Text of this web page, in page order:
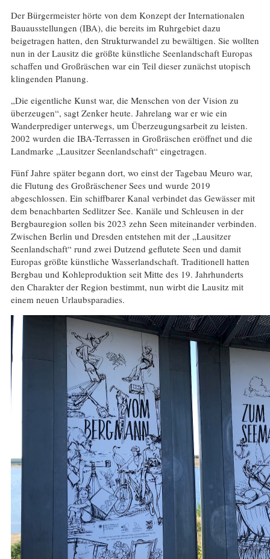
Der Bürgermeister hörte von dem Konzept der Internationalen
Bauausstellungen (IBA), die bereits im Ruhrgebiet dazu
beigetragen hatten, den Strukturwandel zu bewältigen. Sie wollten
nun in der Lausitz die größte künstliche Seenlandschaft Europas
schaffen und Großräschen war ein Teil dieser zunächst utopisch
klingenden Planung.
„Die eigentliche Kunst war, die Menschen von der Vision zu
überzeugen“, sagt Zenker heute. Jahrelang war er wie ein
Wanderprediger unterwegs, um Überzeugungsarbeit zu leisten.
2002 wurden die IBA-Terrassen in Großräschen eröffnet und die
Landmarke „Lausitzer Seenlandschaft“ eingetragen.
Fünf Jahre später begann dort, wo einst der Tagebau Meuro war,
die Flutung des Großräschener Sees und wurde 2019
abgeschlossen. Ein schiffbarer Kanal verbindet das Gewässer mit
dem benachbarten Sedlitzer See. Kanäle und Schleusen in der
Bergbauregion sollen bis 2023 zehn Seen miteinander verbinden.
Zwischen Berlin und Dresden entstehen mit der „Lausitzer
Seenlandschaft“ rund zwei Dutzend geflutete Seen und damit
Europas größte künstliche Wasserlandschaft. Traditionell hatten
Bergbau und Kohleproduktion seit Mitte des 19. Jahrhunderts
den Charakter der Region bestimmt, nun wirbt die Lausitz mit
einem neuen Urlaubsparadies.